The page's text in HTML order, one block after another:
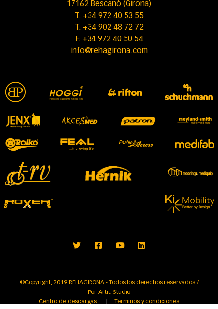
17162 Bescanó (Girona)
T. +34 972 40 53 55
T. +34 902 48 72 72
F. +34 972 40 50 54
info@rehagirona.com
©Copyright, 2019 REHAGIRONA - Todos los derechos reservados /
Por Artic Studio
Centro de descargas
Terminos y condiciones